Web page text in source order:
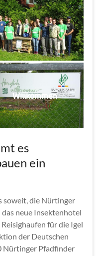
Willkommen
es
ein
soweit, die Nürtinger
neue Insektenhotel
für die Igel
der Deutschen
Nürtinger Pfadfinder